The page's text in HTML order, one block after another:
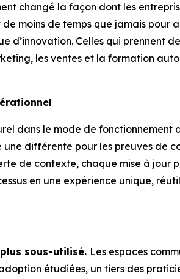
changé la façon dont les
de moins de temps que jamais
Celles qui prennent
les ventes et la formation
dans le mode de fonctionnement
une différente pour les preuves de
de contexte, chaque mise à
en une expérience unique,
sous-utilisé. Les espaces
étudiées, un tiers des